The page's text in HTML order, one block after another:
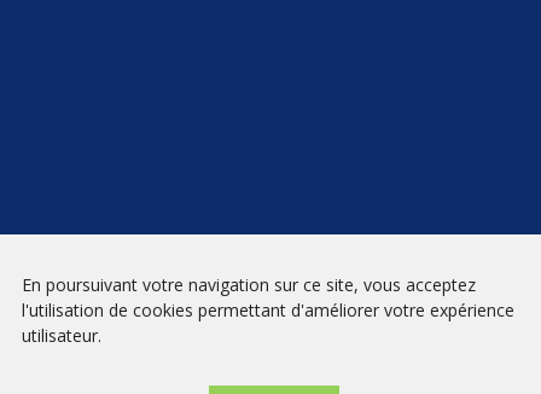
NEWSLETTER
En poursuivant votre navigation sur ce site, vous acceptez
l'utilisation de cookies permettant d'améliorer votre expérience
utilisateur.